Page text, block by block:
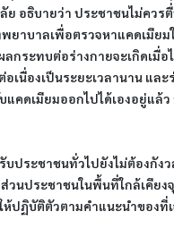
ย อธิบายว่า ประชาชนไม่ควร
พยาบาลเพื่อตรวจหาแคดเมียม
ลกระทบต่อร่างกายจะเกิดเมื่อ
อเนื่องเป็นระยะเวลานาน และ
แคดเมียมออกไปได้เองอยู่แล้
บประชาชนทั่วไปยังไม่ต้องกัง
วนประชาชนในพื้นที่ใกล้เคีย
ห้ปฏิบัติตัวตามคำแนะนำของที่